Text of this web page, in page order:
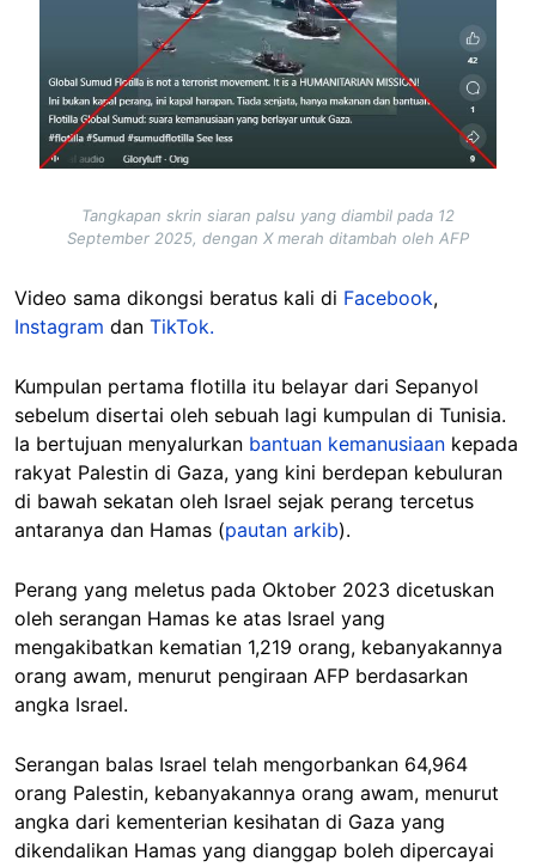
Tangkapan skrin siaran palsu yang diambil pada 12
September 2025, dengan X merah ditambah oleh AFP
Video sama dikongsi beratus kali di Facebook,
Instagram dan TikTok.
Kumpulan pertama flotilla itu belayar dari Sepanyol
sebelum disertai oleh sebuah lagi kumpulan di Tunisia.
Ia bertujuan menyalurkan bantuan kemanusiaan kepada
rakyat Palestin di Gaza, yang kini berdepan kebuluran
di bawah sekatan oleh Israel sejak perang tercetus
antaranya dan Hamas (pautan arkib).
Perang yang meletus pada Oktober 2023 dicetuskan
oleh serangan Hamas ke atas Israel yang
mengakibatkan kematian 1,219 orang, kebanyakannya
orang awam, menurut pengiraan AFP berdasarkan
angka Israel.
Serangan balas Israel telah mengorbankan 64,964
orang Palestin, kebanyakannya orang awam, menurut
angka dari kementerian kesihatan di Gaza yang
dikendalikan Hamas yang dianggap boleh dipercayai